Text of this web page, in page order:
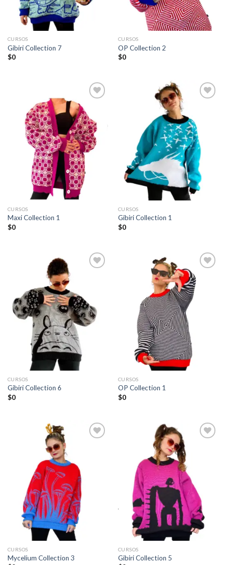
CURSOS
Gibiri Collection 7
$0
CURSOS
OP Collection 2
$0
Añadir
a la
lista de
deseos
CURSOS
Maxi Collection 1
$0
Añadir
lista de
deseos
CURSOS
Gibiri Collection 1
$0
lista de
deseos
CURSOS
Gibiri Collection 6
$0
CURSOS
OP Collection 1
$0
CURSOS
Mycelium Collection 3
deseos
CURSOS
Gibiri Collection 5